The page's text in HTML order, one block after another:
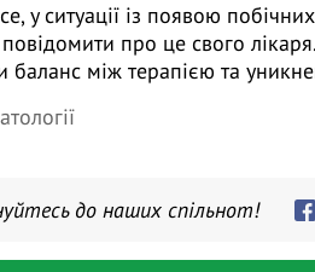
у ситуації із появою
про це свого
баланс між терапією та
до наших спільнот!